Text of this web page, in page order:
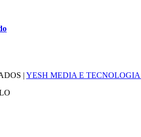
| YESH MEDIA E TECNOLOGIA